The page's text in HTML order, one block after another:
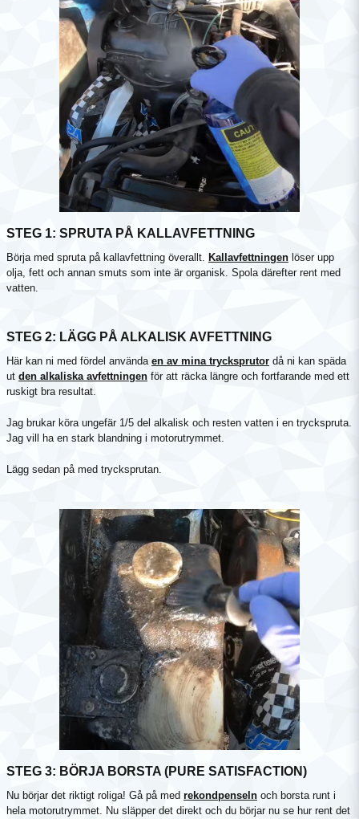
STEG 1: SPRUTA PÅ KALLAVFETTNING
Börja med spruta på kallavfettning överallt. Kallavfettningen löser upp
olja, fett och annan smuts som inte är organisk. Spola därefter rent med
vatten.
STEG 2: LÄGG PÅ ALKALISK AVFETTNING
Här kan ni med fördel använda en av mina trycksprutor då ni kan späda
ut den alkaliska avfettningen för att räcka längre och fortfarande med ett
ruskigt bra resultat.
Jag brukar köra ungefär 1/5 del alkalisk och resten vatten i en tryckspruta.
Jag vill ha en stark blandning i motorutrymmet.
Lägg sedan på med trycksprutan.
STEG 3: BÖRJA BORSTA (PURE SATISFACTION)
Nu börjar det riktigt roliga! Gå på med rekondpenseln och borsta runt i
hela motorutrymmet. Nu släpper det direkt och du börjar nu se hur rent det